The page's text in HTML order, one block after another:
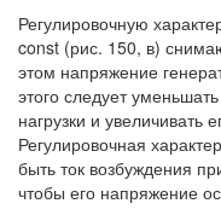
Регулировочную
const (рис. 150, в)
этом напряжение
этого следует
нагрузки и увеличивать
Регулировочная
быть ток возбуждения
чтобы его напряжение